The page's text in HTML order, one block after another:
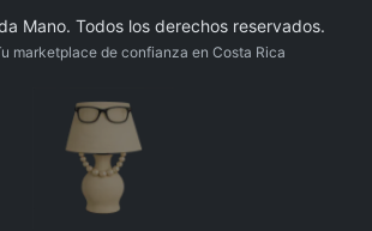
Mano. Todos los derechos reservados.
marketplace de confianza en Costa Rica